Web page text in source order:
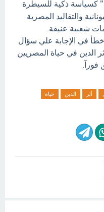
كسياسة ذكية للسيطرة
والتقاليد المصرية
شعبية عنيفة.
خطأ في الإجابة علي سؤال
الدين في حياة المصريين
فورآ.
أثر الدين
حياة